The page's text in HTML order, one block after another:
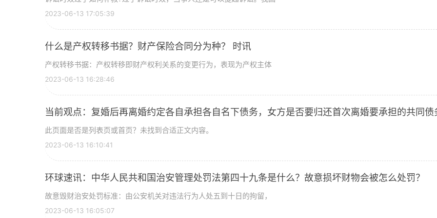
2023-06-13 17:05:39
什么是产权转移书据？财产保险合同分为种？ 时讯
产权转移书据：产权转移即财产权利关系的变更行为，表现为产权主体
2023-06-13 16:28:46
当前观点：复婚后再离婚约定各自承担各自名下债务，女方是否要归还首次离婚要承担的共同债
此页面是否是列表页或首页？未找到合适正文内容。
2023-06-13 16:10:41
环球速讯：中华人民共和国治安管理处罚法第四十九条是什么？故意损坏财物会被怎么处罚？
故意毁财治安处罚标准：由公安机关对违法行为人处五到十日的拘留，
2023-06-13 16:05:07